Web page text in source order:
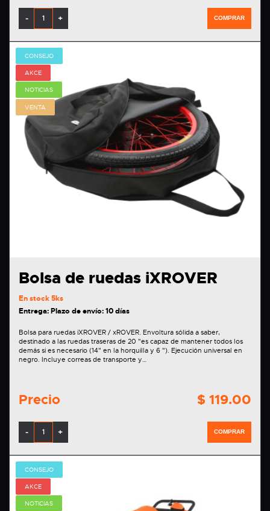
- + COMPRAR
CONSEJO
AKCE
NOTICIAS
VENTA
Bolsa de ruedas iXROVER
En stock5ks
Entrega: Plazo de envío: 10 días
Bolsa para ruedas iXROVER / xROVER. Envoltura sólida a saber,
destinado a las ruedas traseras de 20 "es capaz de mantener todos los
demás si es necesario (14" en la horquilla y 6 "). Ejecución universal en
negro. Incluye correas de transporte y…
Precio $ 119.00
- + COMPRAR
CONSEJO
AKCE
NOTICIAS